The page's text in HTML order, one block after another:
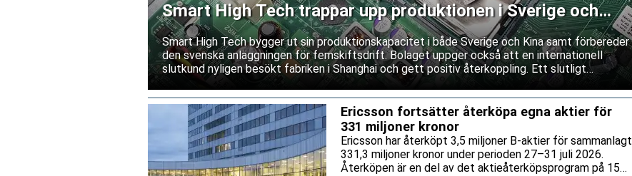
Smart High Tech trappar upp produktionen i Sverige och
Kina
Smart High Tech bygger ut sin produktionskapacitet i både Sverige och Kina samt förbereder
den svenska anläggningen för femskiftsdrift. Bolaget uppger också att en internationell
slutkund nyligen besökt fabriken i Shanghai och gett positiv återkoppling. Ett slutligt
leverantörsgodkännande inväntas dock fortfarande.
Ericsson fortsätter återköpa egna aktier för
331 miljoner kronor
Ericsson har återköpt 3,5 miljoner B-aktier för sammanlagt
331,3 miljoner kronor under perioden 27–31 juli 2026.
Återköpen är en del av det aktieåterköpsprogram på 15